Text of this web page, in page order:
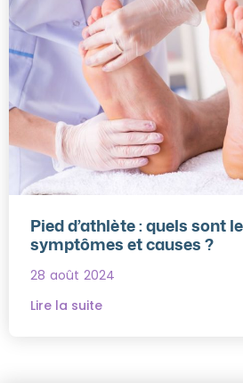
Pied d’athlète : quels sont
symptômes et causes ?
28 août 2024
Lire la suite